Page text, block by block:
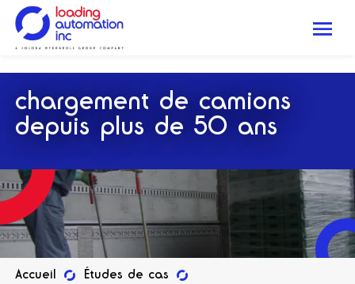
Automation
Inc
chargement de camions
depuis plus de 50 ans
Accueil
Études de cas